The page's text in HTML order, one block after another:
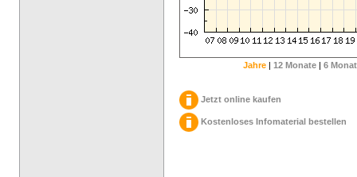
Jahre | 12 Monate | 6
Jetzt online kaufen
Kostenloses Infomaterial bestellen